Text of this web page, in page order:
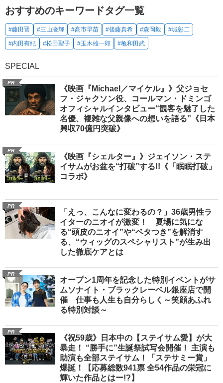
おすすめのキーワードタグ一覧
#藤田晋 #三山凌輝 #高市早苗 #後藤真希 #森岡毅
#城彰二
#内田有紀
#松田聖子 #玉木雄一郎 #亀和田武
SPECIAL
PR
《映画『Michael／マイケル』》父ジョセ
フ・ジャクソン役、コールマン・ドミンゴ
オフィシャルインタビュー“観客を魅了した
名優、複雑な父親像への想いを語る”《日本
興収70億円突破》
PR
《映画『シェルター』》ジェイソン・ステ
イサムがお盆を“打破”する!!《「眠眠打破」
コラボ》
PR
「えっ、こんなに変わるの？」36歳男性ラ
イターのニオイが激変！ 夏場に気にな
る“頭皮のニオイ”や“ベタつき”を解消す
る、“ウィッグのスペシャリスト”が生み出
した徹底ケアとは
PR
オープン1周年を記念した特別イベントがサ
ムソナイト・ブラックレーベル銀座店で開
催 仕事も人生も自分らしく～笑顔あふれ
る特別対談～
PR
《祝59歳》日本中の【ステイサム愛】が大
暴走！ “勝手に”生誕祭試写会開催！ 主演も
助演も全部ステイサム！「ステサミー賞」
爆誕！【応募総数941票 全54作品の栄冠に
輝いた作品とはー!?】